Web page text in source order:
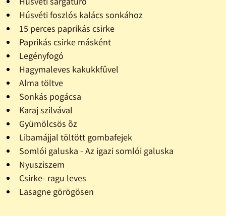
Húsvéti foszlós kalács sonkához
15 perces paprikás csirke
Paprikás csirke másként
Legényfogó
Hagymaleves kakukkfûvel
Alma töltve
Sonkás pogácsa
Karaj szilvával
Gyümölcsös õz
Libamájjal töltött gombafejek
Somlói galuska - Az igazi somlói galuska
Nyusziszem
Csirke- ragu leves
Lasagne görögösen